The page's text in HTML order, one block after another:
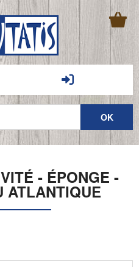
- ÉPONGE -
ATLANTIQUE